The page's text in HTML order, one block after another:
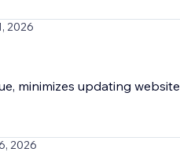
2026
minimizes updating website
2026